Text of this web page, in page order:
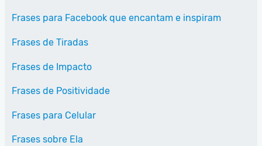
Frases para Facebook que encantam e inspiram
Frases de Tiradas
Frases de Impacto
Frases de Positividade
Frases para Celular
Frases sobre Ela